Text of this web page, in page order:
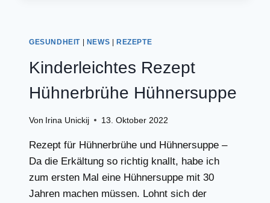
GESUNDHEIT| NEWS REZEPTE
Kinderleichtes Rezept
Hühnerbrühe Hühnersuppe
Von Irina Unickij 13. Oktober 2022
Rezept für Hühnerbrühe und Hühnersuppe –
Da die Erkältung so richtig knallt, habe ich
zum ersten Mal eine Hühnersuppe mit 30
Jahren machen müssen. Lohnt sich der